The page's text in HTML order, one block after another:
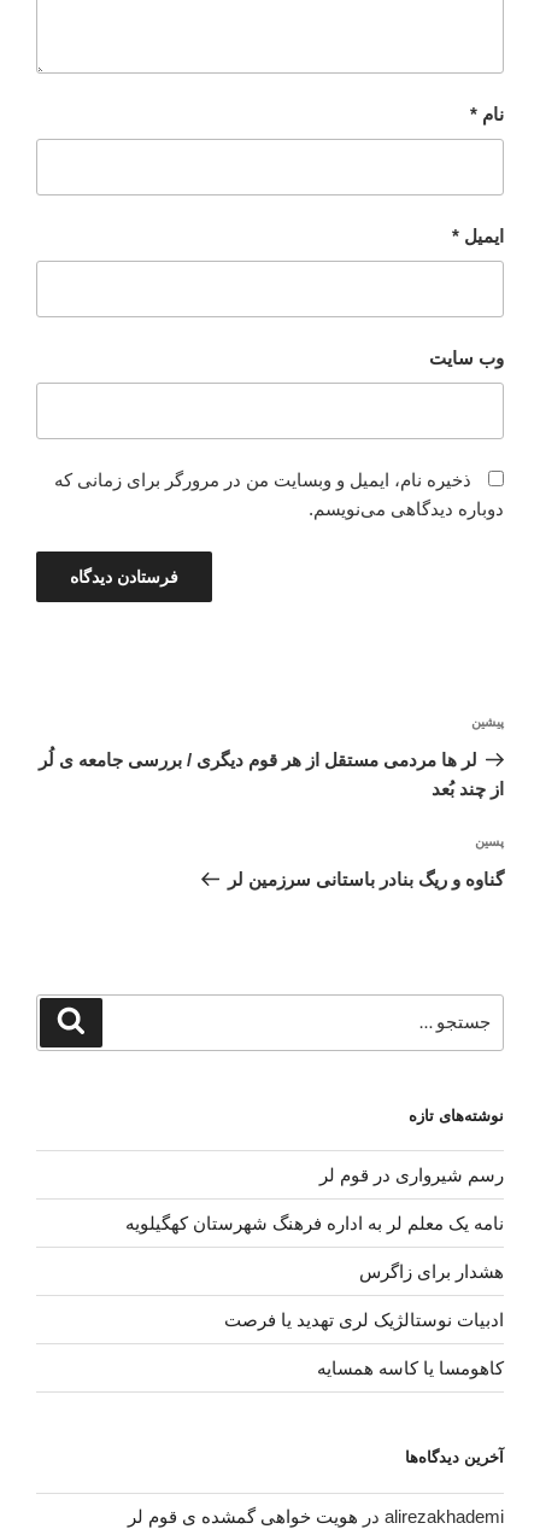
نام *
ایمیل *
وب‌ سایت
ذخیره نام، ایمیل و وبسایت من در مرورگر برای زمانی که
دوباره دیدگاهی می‌نویسم.
نوشته
قبلی
پیشین
لر ها مردمی مستقل از هر قوم دیگری / بررسی جامعه ی لُر
از چند بُعد
نوشته‌ٔ
بعدی
پسین
گناوه و ریگ بنادر باستانی سرزمین لر
برای
جستجو
نوشته‌های تازه
رسم شیرواری در قوم لر
نامه یک معلم لر به اداره فرهنگ شهرستان کهگیلویه
هشدار برای زاگرس
ادبیات نوستالژیک لری تهدید یا فرصت
کاهومسا یا کاسه همسایه
آخرین دیدگاه‌ها
alirezakhademi در هویت خواهی گمشده ی قوم لر